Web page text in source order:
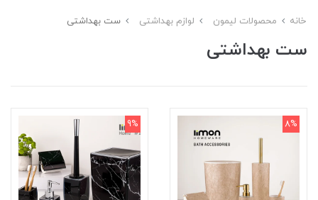
خانه محصولات لیمون لوازم بهداشتی ست بهداشتی
ست بهداشتی
8%
9%